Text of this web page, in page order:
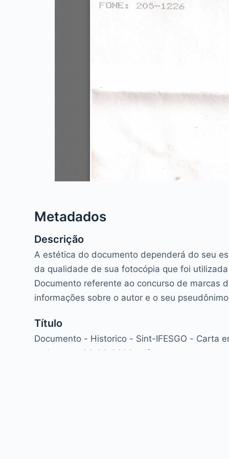
Metadados
Descrição
A estética do documento dependerá do seu
da qualidade de sua fotocópia que foi
Documento referente ao concurso de marcas
informações sobre o autor e o seu
Título
Documento - Historico - Sint-IFESGO - Carta
endereco - 00_00_0000.pdf